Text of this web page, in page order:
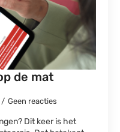
de mat
Geen reacties
Dit keer is het